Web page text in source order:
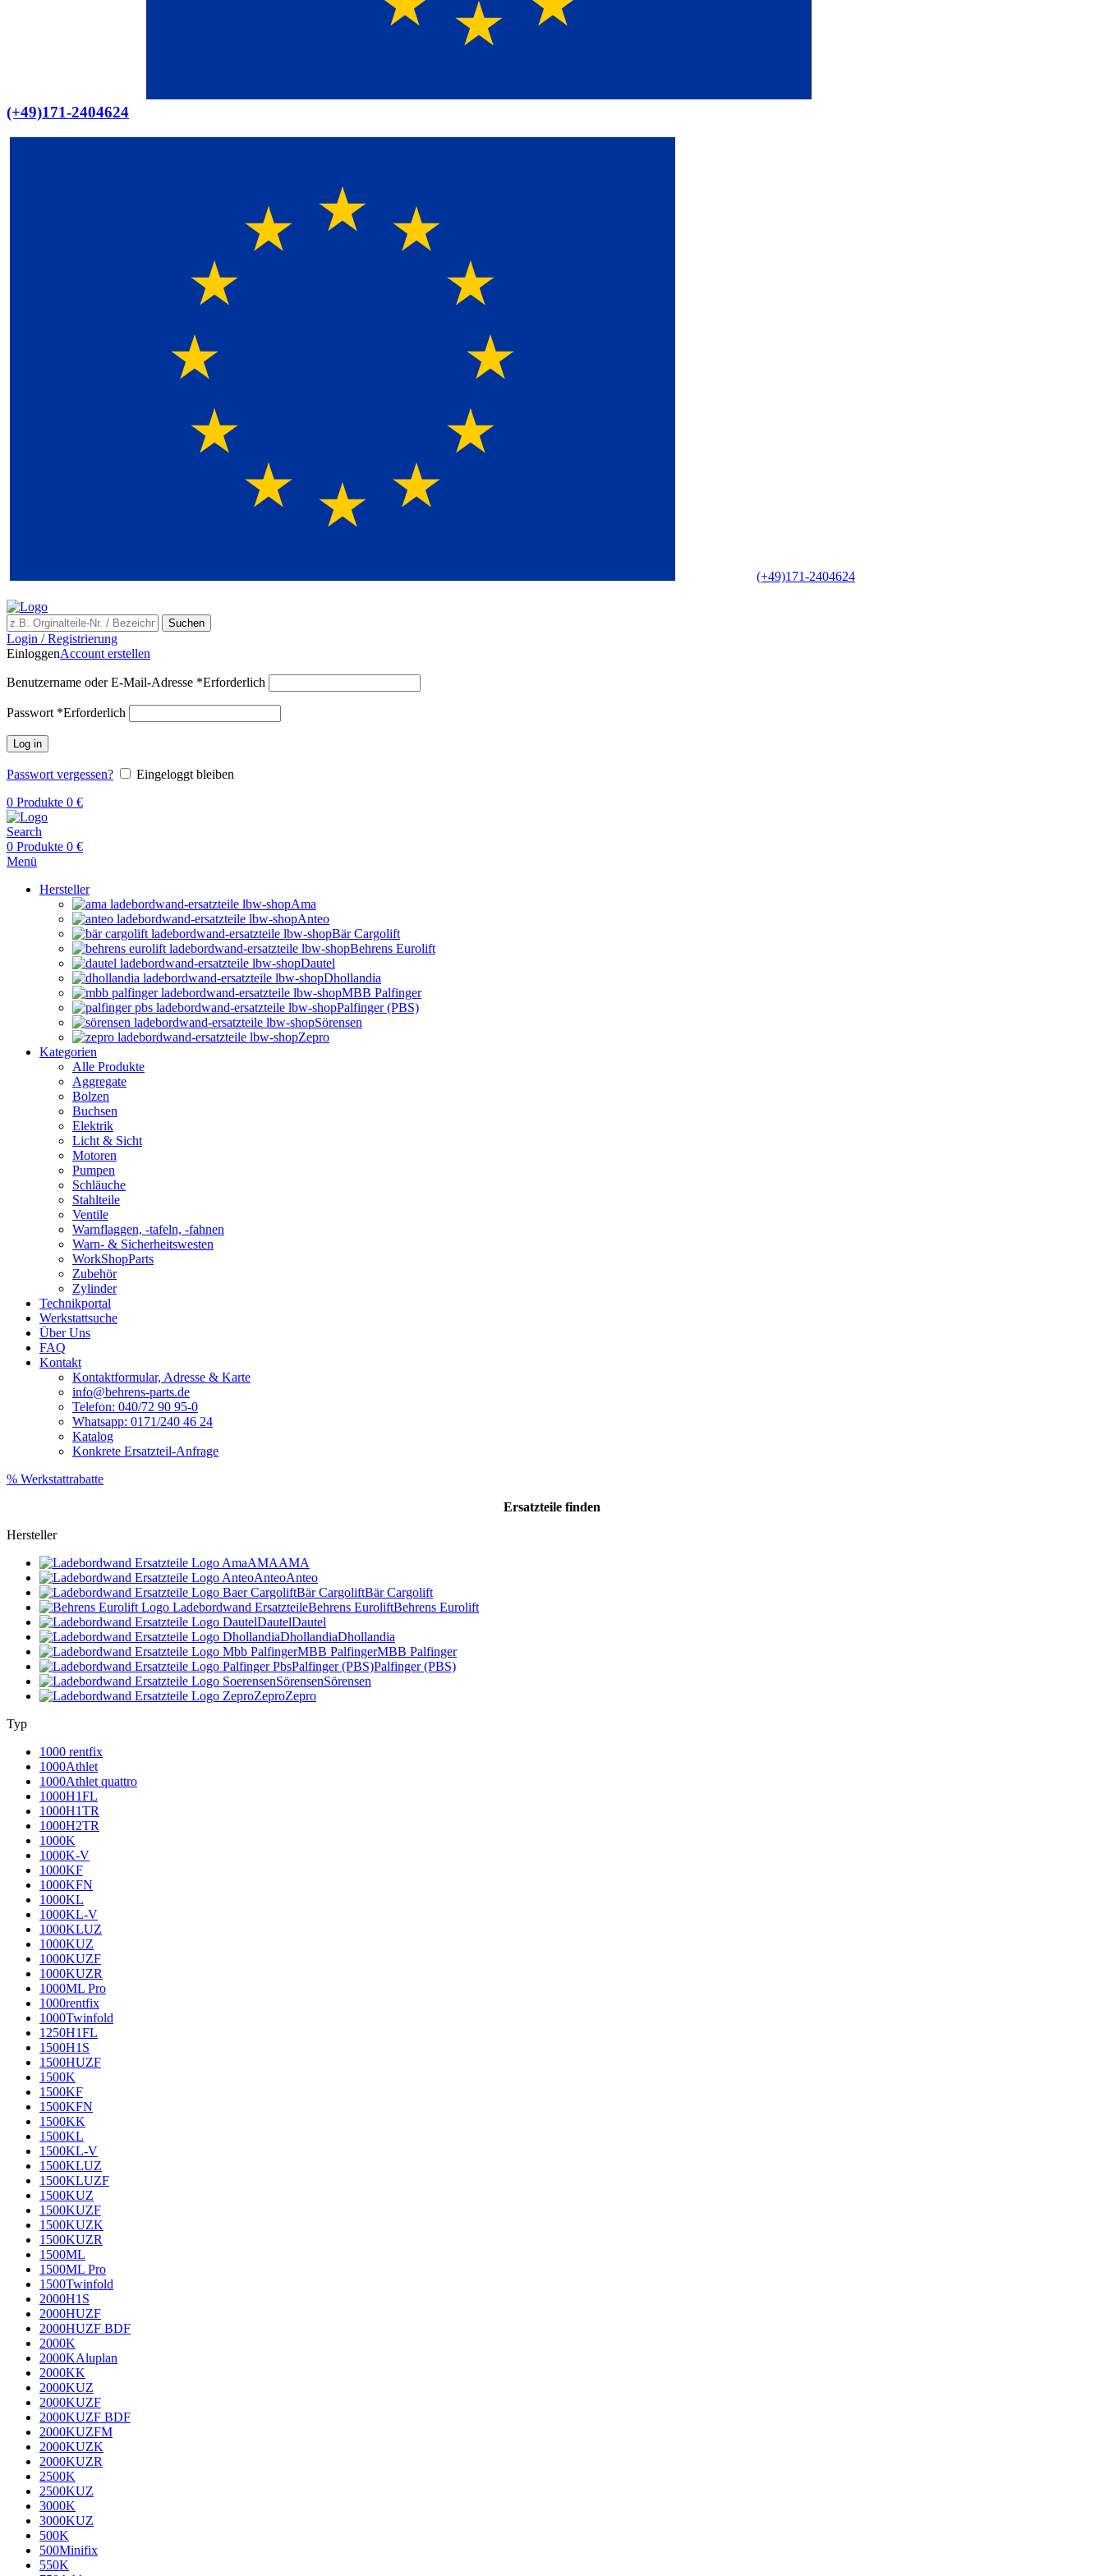
(+49)171-2404624
(+49)171-2404624
Suchen
Login / Registrierung
EinloggenAccount erstellen
Benutzername oder E-Mail-Adresse *Erforderlich
Passwort *Erforderlich
Log in
Passwort vergessen?
Eingeloggt bleiben
0 Produkte 0 €
Search
0 Produkte 0 €
Menü
Hersteller
Ama
Anteo
Bär Cargolift
Behrens Eurolift
Dautel
Dhollandia
MBB Palfinger
Palfinger (PBS)
Sörensen
Zepro
Kategorien
Alle Produkte
Aggregate
Bolzen
Buchsen
Elektrik
Licht & Sicht
Motoren
Pumpen
Schläuche
Stahlteile
Ventile
Warnflaggen, -tafeln, -fahnen
Warn- & Sicherheitswesten
WorkShopParts
Zubehör
Zylinder
Technikportal
Werkstattsuche
Über Uns
FAQ
Kontakt
Kontaktformular, Adresse & Karte
info@behrens-parts.de
Telefon: 040/72 90 95-0
Whatsapp: 0171/240 46 24
Katalog
Konkrete Ersatzteil-Anfrage
% Werkstattrabatte
Ersatzteile finden
Hersteller
AMAAMA
AnteoAnteo
Bär CargoliftBär Cargolift
Behrens EuroliftBehrens Eurolift
DautelDautel
DhollandiaDhollandia
MBB PalfingerMBB Palfinger
Palfinger (PBS)Palfinger (PBS)
SörensenSörensen
ZeproZepro
Typ
1000 rentfix
1000Athlet
1000Athlet quattro
1000H1FL
1000H1TR
1000H2TR
1000K
1000K-V
1000KF
1000KFN
1000KL
1000KL-V
1000KLUZ
1000KUZ
1000KUZF
1000KUZR
1000ML Pro
1000rentfix
1000Twinfold
1250H1FL
1500H1S
1500HUZF
1500K
1500KF
1500KFN
1500KK
1500KL
1500KL-V
1500KLUZ
1500KLUZF
1500KUZ
1500KUZF
1500KUZK
1500KUZR
1500ML
1500ML Pro
1500Twinfold
2000H1S
2000HUZF
2000HUZF BDF
2000K
2000KAluplan
2000KK
2000KUZ
2000KUZF
2000KUZF BDF
2000KUZFM
2000KUZK
2000KUZR
2500K
2500KUZ
3000K
3000KUZ
500K
500Minifix
550K